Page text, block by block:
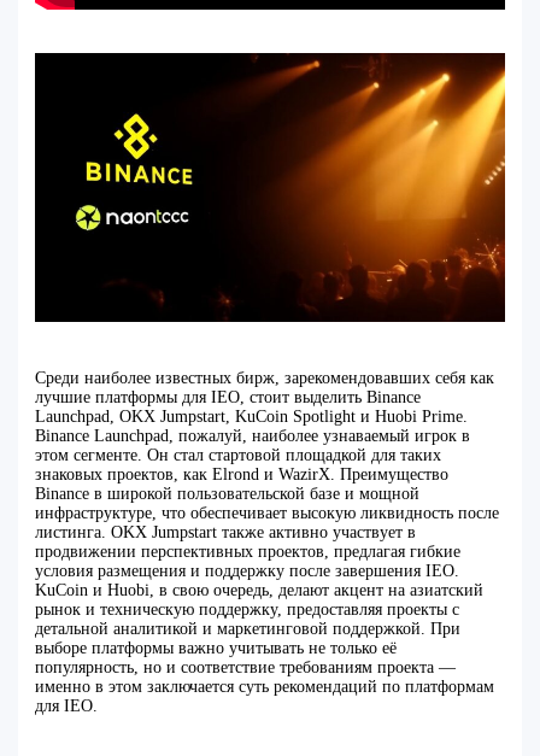
Среди наиболее известных бирж, зарекомендовавших себя как
лучшие платформы для IEO, стоит выделить Binance
Launchpad, OKX Jumpstart, KuCoin Spotlight и Huobi Prime.
Binance Launchpad, пожалуй, наиболее узнаваемый игрок в
этом сегменте. Он стал стартовой площадкой для таких
знаковых проектов, как Elrond и WazirX. Преимущество
Binance в широкой пользовательской базе и мощной
инфраструктуре, что обеспечивает высокую ликвидность после
листинга. OKX Jumpstart также активно участвует в
продвижении перспективных проектов, предлагая гибкие
условия размещения и поддержку после завершения IEO.
KuCoin и Huobi, в свою очередь, делают акцент на азиатский
рынок и техническую поддержку, предоставляя проекты с
детальной аналитикой и маркетинговой поддержкой. При
выборе платформы важно учитывать не только её
популярность, но и соответствие требованиям проекта —
именно в этом заключается суть рекомендаций по платформам
для IEO.